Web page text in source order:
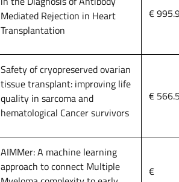
Mediated Rejection in Heart
Transplantation
€
Safety of cryopreserved ovarian
tissue transplant: improving life
quality in sarcoma and
hematological Cancer survivors
€
AIMMer: A machine learning
approach to connect Multiple
€